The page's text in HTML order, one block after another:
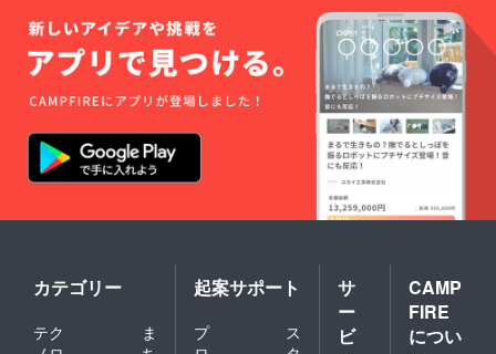
on.com
のセミ
ナー開
催の
ページ
に月初
めに掲
載して
います
のでご
良い日
に参加
資格あ
りでお
申込み
くださ
ミナー
に参加
資格あ
りでお
申込み
くださ
い。 ・
注意事
項： イ
ンター
環境が
らご参
加くだ
さい。
会議リ
ンクは
ポート
2025
年 半
年ごと
に研究
及び事
業報告
を研究
者から
初回
回目
2026年
12月 3
回目
2027年
ロゴ・
バナー
を掲載
希望の
方は提
示くだ
さい
注意事
項：支
考欄に
れるお
名前を
ご記入
くださ
い ロ
カテゴリー
テク
ま
起案サポート
プ
ス
サ
ー
ビ
CAMP
FIRE
につい